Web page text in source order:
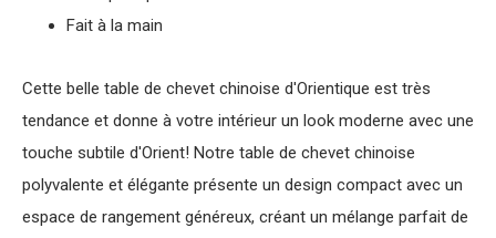
Fait à la main
Cette belle table de chevet chinoise d'Orientique est très
tendance et donne à votre intérieur un look moderne avec une
touche subtile d'Orient! Notre table de chevet chinoise
polyvalente et élégante présente un design compact avec un
espace de rangement généreux, créant un mélange parfait de